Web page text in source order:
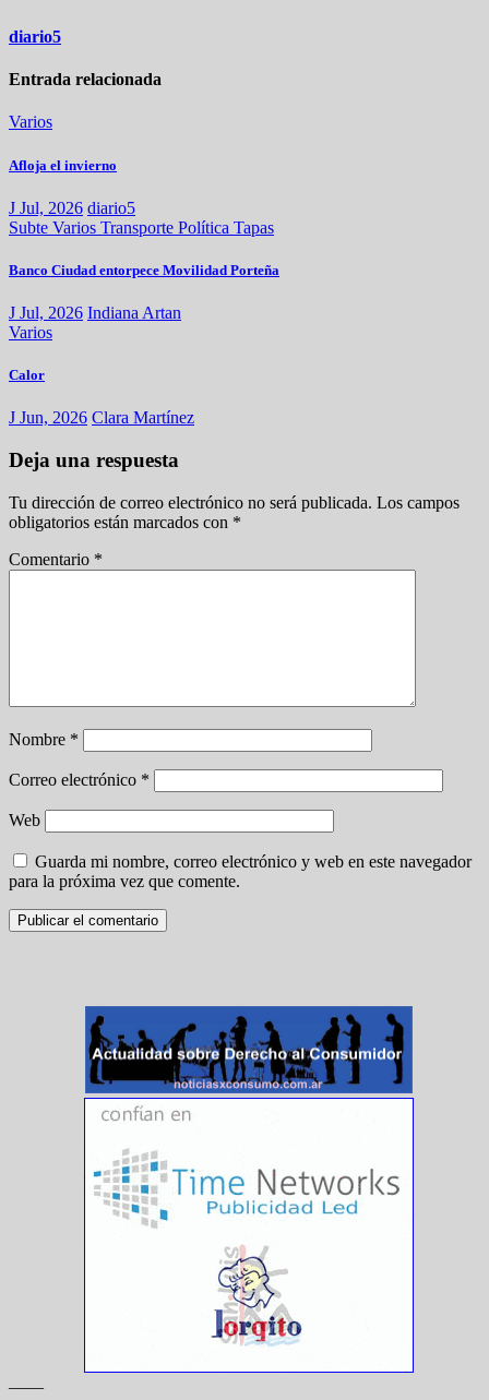
diario5
Entrada relacionada
Varios
Afloja el invierno
J Jul, 2026 diario5
Subte Varios Transporte Política Tapas
Banco Ciudad entorpece Movilidad Porteña
J Jul, 2026 Indiana Artan
Varios
Calor
J Jun, 2026 Clara Martínez
Deja una respuesta
Tu dirección de correo electrónico no será publicada. Los campos
obligatorios están marcados con *
Comentario *
Nombre *
Correo electrónico *
Web
Guarda mi nombre, correo electrónico y web en este navegador
para la próxima vez que comente.
——